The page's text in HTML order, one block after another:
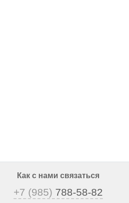
Как с нами связаться
+7 (985) 788-58-82